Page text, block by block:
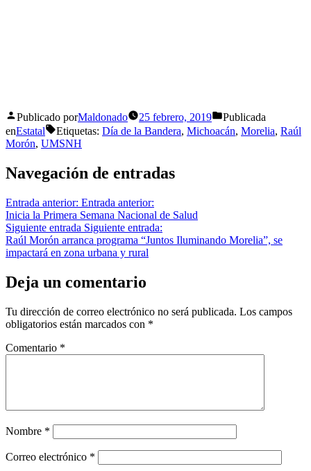
Publicado porMaldonado 25 febrero, 2019
Publicada
enEstatal Etiquetas: Día de la Bandera, Michoacán, Morelia, Raúl
Morón, UMSNH
Navegación de entradas
Entrada anterior: Entrada anterior:
Inicia la Primera Semana Nacional de Salud
Siguiente entrada Siguiente entrada:
Raúl Morón arranca programa “Juntos Iluminando Morelia”, se
impactará en zona urbana y rural
Deja un comentario
Tu dirección de correo electrónico no será publicada. Los campos
obligatorios están marcados con *
Comentario *
Nombre *
Correo electrónico *